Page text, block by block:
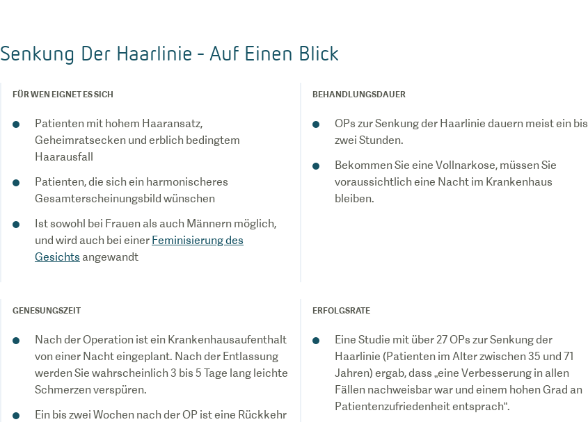
Senkung Der Haarlinie - Auf Einen Blick
FÜR WEN EIGNET ES SICH
Patienten mit hohem Haaransatz,
Geheimratsecken und erblich bedingtem
Haarausfall
Patienten, die sich ein harmonischeres
Gesamterscheinungsbild wünschen
Ist sowohl bei Frauen als auch Männern möglich,
und wird auch bei einer Feminisierung des
Gesichts angewandt
BEHANDLUNGSDAUER
OPs zur Senkung der Haarlinie dauern meist ein bis
zwei Stunden.
Bekommen Sie eine Vollnarkose, müssen Sie
voraussichtlich eine Nacht im Krankenhaus
bleiben.
GENESUNGSZEIT
Nach der Operation ist ein Krankenhausaufenthalt
von einer Nacht eingeplant. Nach der Entlassung
werden Sie wahrscheinlich 3 bis 5 Tage lang leichte
Schmerzen verspüren.
Ein bis zwei Wochen nach der OP ist eine Rückkehr
ERFOLGSRATE
Eine Studie mit über 27 OPs zur Senkung der
Haarlinie (Patienten im Alter zwischen 35 und 71
Jahren) ergab, dass „eine Verbesserung in allen
Fällen nachweisbar war und einem hohen Grad an
Patientenzufriedenheit entsprach“.